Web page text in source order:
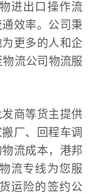
进出口操作流
效率。公司秉
更多的人和企
流公司物流服
商等货主提供
厂、回程车调
流成本，港邦
流专线为您服
运险的签约公